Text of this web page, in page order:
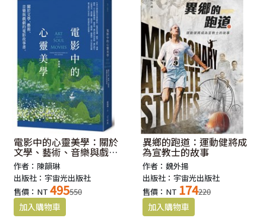
電影中的心靈美學：關於
文學、藝術、音樂與戲劇
的電影故事書
作者：陳韻琳
出版社：宇宙光出版社
售價：NT 495550
異鄉的跑道：運動健將成
為宣教士的故事
作者：魏外揚
出版社：宇宙光出版社
售價：NT 174220